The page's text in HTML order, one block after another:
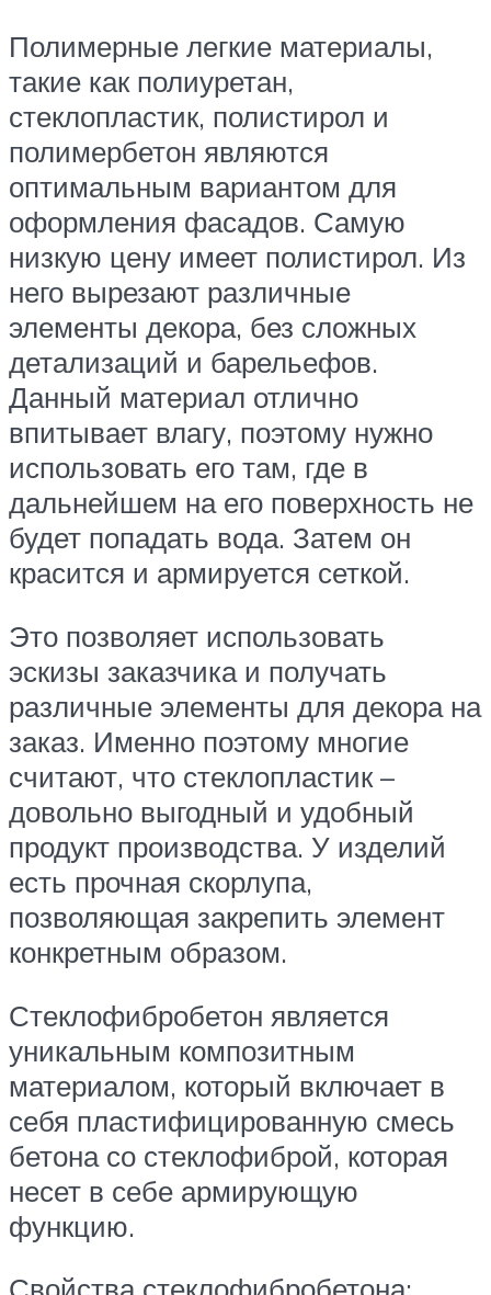
Полимерные легкие материалы,
такие как полиуретан,
стеклопластик, полистирол и
полимербетон являются
оптимальным вариантом для
оформления фасадов. Самую
низкую цену имеет полистирол. Из
него вырезают различные
элементы декора, без сложных
детализаций и барельефов.
Данный материал отлично
впитывает влагу, поэтому нужно
использовать его там, где в
дальнейшем на его поверхность не
будет попадать вода. Затем он
красится и армируется сеткой.
Это позволяет использовать
эскизы заказчика и получать
различные элементы для декора на
заказ. Именно поэтому многие
считают, что стеклопластик –
довольно выгодный и удобный
продукт производства. У изделий
есть прочная скорлупа,
позволяющая закрепить элемент
конкретным образом.
Стеклофибробетон является
уникальным композитным
материалом, который включает в
себя пластифицированную смесь
бетона со стеклофиброй, которая
несет в себе армирующую
функцию.